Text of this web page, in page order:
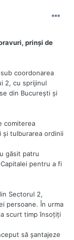
prinşi de
coordonarea
2, cu sprijinul
din Bucureşti şi
comiterea
tulburarea ordinii
găsit patru
pentru a fi
Sectorul 2,
persoane. În urma
scurt timp însoţiţi
să şantajeze